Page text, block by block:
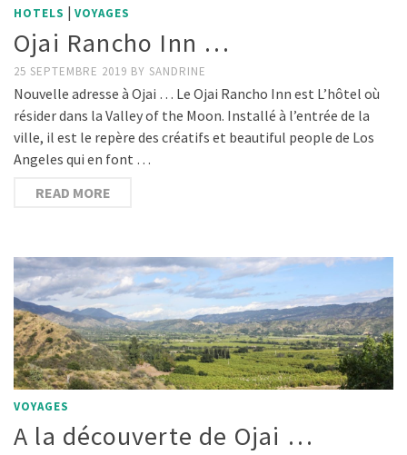
HOTELS | VOYAGES
Ojai Rancho Inn …
25 SEPTEMBRE 2019 BY SANDRINE
Nouvelle adresse à Ojai … Le Ojai Rancho Inn est L’hôtel où
résider dans la Valley of the Moon. Installé à l’entrée de la
ville, il est le repère des créatifs et beautiful people de Los
Angeles qui en font …
READ MORE
VOYAGES
A la découverte de Ojai …